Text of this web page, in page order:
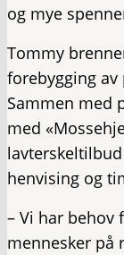
og mye
Tommy
forebygging
Sammen med
med
henvising og
– Vi har behov
mennesker på